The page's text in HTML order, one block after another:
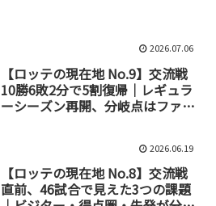
2026.07.06
【ロッテの現在地 No.9】交流戦
10勝6敗2分で5割復帰｜レギュラ
ーシーズン再開、分岐点はファン
2026.06.19
【ロッテの現在地 No.8】交流戦
直前、46試合で見えた3つの課題